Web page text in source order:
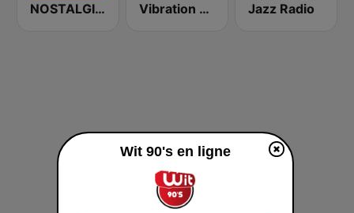
NOSTALGIE 90 Vibration 2000 Jazz Radio
Wit 90's en ligne